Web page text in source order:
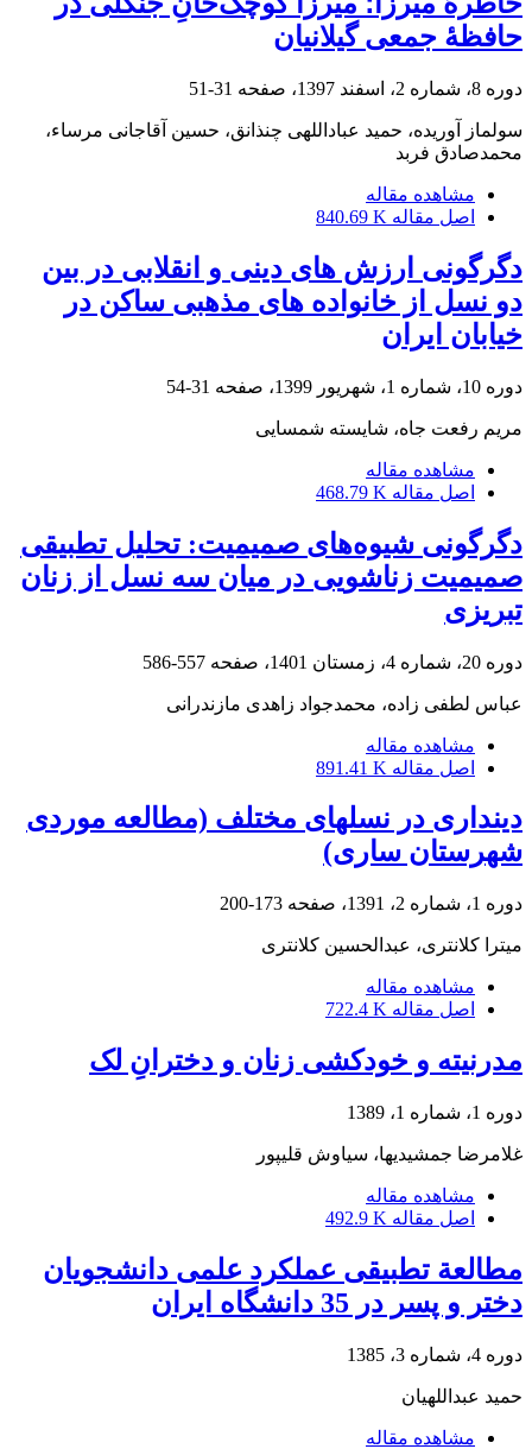
حافظۀ جمعی گیلانیان
دوره 8، شماره 2، اسفند 1397، صفحه 31-51
سولماز آوریده، حمید عباداللهی چنذانق، حسین آقاجانی مرساء،
محمدصادق فربد
مشاهده مقاله
اصل مقاله 840.69 K
دگرگونی ارزش های دینی و انقلابی در بین
دو نسل از خانواده های مذهبی ساکن در
خیابان ایران
دوره 10، شماره 1، شهریور 1399، صفحه 31-54
مریم رفعت جاه، شایسته شمسایی
مشاهده مقاله
اصل مقاله 468.79 K
دگرگونی شیوه‌های صمیمیت: تحلیل تطبیقی
صمیمیت زناشویی در میان سه نسل از زنان
تبریزی
دوره 20، شماره 4، زمستان 1401، صفحه 557-586
عباس لطفی زاده، محمدجواد زاهدی مازندرانی
مشاهده مقاله
اصل مقاله 891.41 K
دینداری در نسلهای مختلف (مطالعه موردی
شهرستان ساری)
دوره 1، شماره 2، 1391، صفحه 173-200
میترا کلانتری، عبدالحسین کلانتری
مشاهده مقاله
اصل مقاله 722.4 K
مدرنیته و خودکشی زنان و دخترانِ لک
دوره 1، شماره 1، 1389
غلامرضا جمشیدی‏ها، سیاوش قلی‏پور
مشاهده مقاله
اصل مقاله 492.9 K
مطالعة تطبیقی عملکرد علمی دانشجویان
دختر و پسر در 35 دانشگاه ایران
دوره 4، شماره 3، 1385
حمید عبداللهیان
مشاهده مقاله